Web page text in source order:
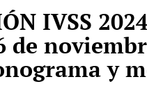
IVSS
de
y